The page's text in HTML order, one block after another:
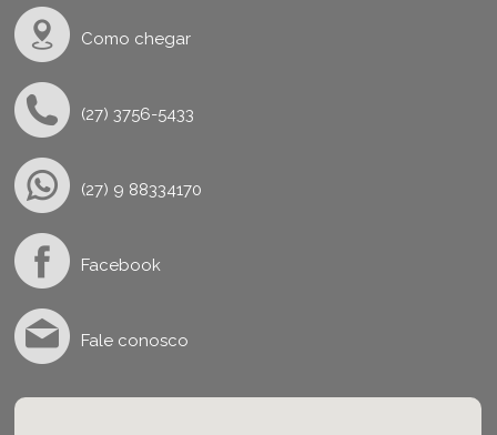
Como chegar
(27) 3756-5433
(27) 9 88334170
Facebook
Fale conosco